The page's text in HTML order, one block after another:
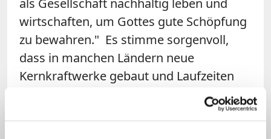
wirtschaften, um Gottes gute Schöpfung
zu bewahren." Es stimme sorgenvoll,
dass in manchen Ländern neue
Kernkraftwerke gebaut und Laufzeiten
verlängert würden, "um vermeintlich
klimaneutrale Energie zu produzieren,